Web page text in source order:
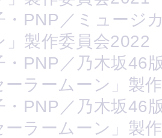
PNP／ミュージ
」製作委員会2022
PNP／乃木坂46
ーラームーン」製
PNP／乃木坂46
ーラームーン」製